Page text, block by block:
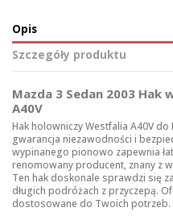
Opis
Szczegóły produktu
Mazda 3 Sedan 2003
A40V
Hak holowniczy Westfalia A40V
gwarancja niezawodności i
wypinanego pionowo zapewnia
renomowany producent, znany z
Ten hak doskonale sprawdzi się
długich podróżach z przyczepą.
dostosowane do Twoich potrzeb.